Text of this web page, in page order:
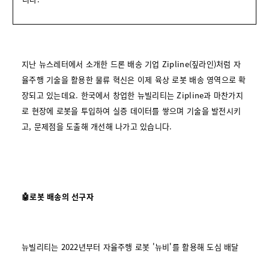
지난 뉴스레터에서 소개한 드론 배송 기업 Zipline(짚라인)처럼 자
율주행 기술을 활용한 물류 혁신은 이제 육상 로봇 배송 영역으로 확
장되고 있는데요. 한국에서 창업한 뉴빌리티는 Zipline과 마찬가지
로 현장에 로봇을 투입하여 실증 데이터를 쌓으며 기술을 발전시키
고, 문제점을 도출해 개선해 나가고 있습니다.
🤖로봇 배송의 선구자
뉴빌리티는 2022년부터 자율주행 로봇 '뉴비'를 활용해 도심 배달